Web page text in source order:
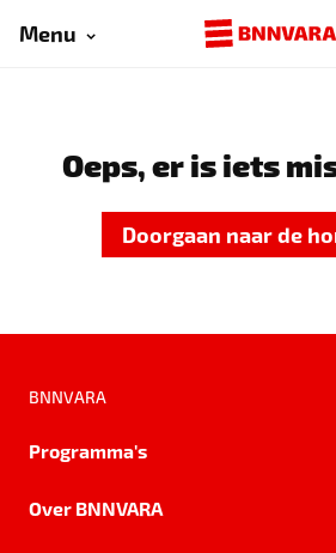
Menu
Oeps, er is iets
Doorgaan naar de
BNNVARA
Programma's
Over BNNVARA